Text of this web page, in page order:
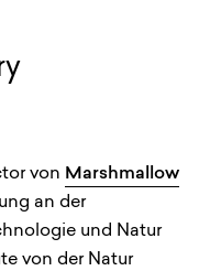
von Marshmallow
an der
und Natur
von der Natur